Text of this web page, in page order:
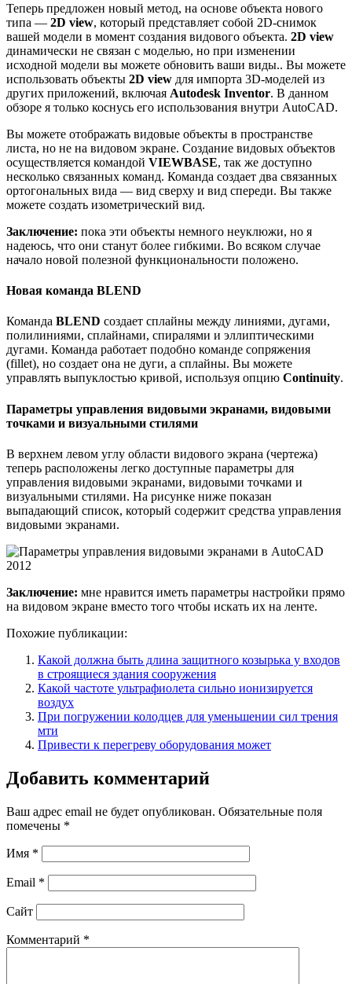
Теперь предложен новый метод, на основе объекта нового
типа — 2D view, который представляет собой 2D-снимок
вашей модели в момент создания видового объекта. 2D view
динамически не связан с моделью, но при изменении
исходной модели вы можете обновить ваши виды.. Вы можете
использовать объекты 2D view для импорта 3D-моделей из
других приложений, включая Autodesk Inventor. В данном
обзоре я только коснусь его использования внутри AutoCAD.
Вы можете отображать видовые объекты в пространстве
листа, но не на видовом экране. Создание видовых объектов
осуществляется командой VIEWBASE, так же доступно
несколько связанных команд. Команда создает два связанных
ортогональных вида — вид сверху и вид спереди. Вы также
можете создать изометрический вид.
Заключение: пока эти объекты немного неуклюжи, но я
надеюсь, что они станут более гибкими. Во всяком случае
начало новой полезной функциональности положено.
Новая команда BLEND
Команда BLEND создает сплайны между линиями, дугами,
полилиниями, сплайнами, спиралями и эллиптическими
дугами. Команда работает подобно команде сопряжения
(fillet), но создает она не дуги, а сплайны. Вы можете
управлять выпуклостью кривой, используя опцию Continuity.
Параметры управления видовыми экранами, видовыми
точками и визуальными стилями
В верхнем левом углу области видового экрана (чертежа)
теперь расположены легко доступные параметры для
управления видовыми экранами, видовыми точками и
визуальными стилями. На рисунке ниже показан
выпадающий список, который содержит средства управления
видовыми экранами.
Заключение: мне нравится иметь параметры настройки прямо
на видовом экране вместо того чтобы искать их на ленте.
Похожие публикации:
Какой должна быть длина защитного козырька у входов
в строящиеся здания сооружения
Какой частоте ультрафиолета сильно ионизируется
воздух
При погружении колодцев для уменьшении сил трения
мти
Привести к перегреву оборудования может
Добавить комментарий
Ваш адрес email не будет опубликован. Обязательные поля
помечены *
Имя *
Email *
Сайт
Комментарий *